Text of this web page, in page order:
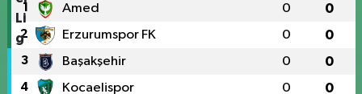
1 Amed 0 0
2 Erzurumspor FK 0 0
3 Başakşehir 0 0
4 Kocaelispor 0 0